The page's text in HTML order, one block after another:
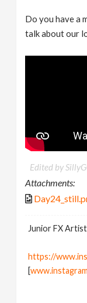
Do you have a
talk about our
Edited by
Attachments:
Junior FX
https://
[